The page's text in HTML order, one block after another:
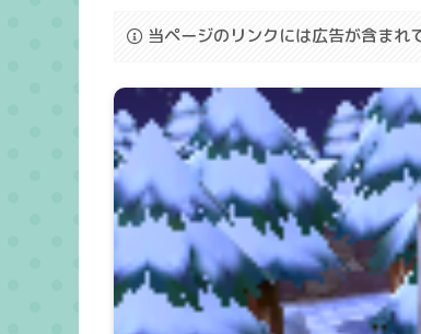
当ページのリンクには広告が含まれ